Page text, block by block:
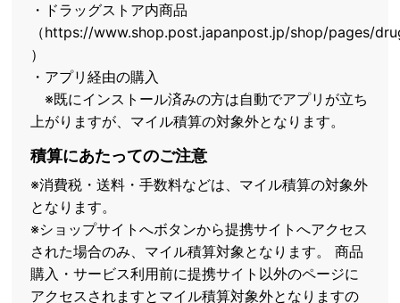
・ドラッグストア内商品
（https://www.shop.post.japanpost.jp/shop/pages/
）
・アプリ経由の購入
※既にインストール済みの方は自動でアプリが立ち
上がりますが、マイル積算の対象外となります。
積算にあたってのご注意
※消費税・送料・手数料などは、マイル積算の対象外
となります。
※ショップサイトへボタンから提携サイトへアクセス
された場合のみ、マイル積算対象となります。 商品
購入・サービス利用前に提携サイト以外のページに
アクセスされますとマイル積算対象外となりますの